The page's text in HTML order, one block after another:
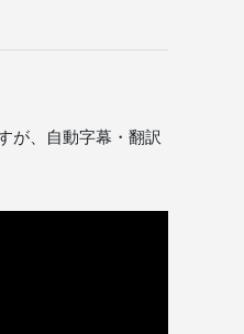
が、自動字幕・翻訳